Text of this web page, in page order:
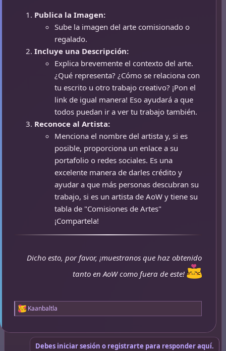
Publica la Imagen:
Sube la imagen del arte comisionado o
regalado.
Incluye una Descripción:
Explica brevemente el contexto del arte.
¿Qué representa? ¿Cómo se relaciona con
tu escrito u otro trabajo creativo? ¡Pon el
link de igual manera! Eso ayudará a que
todos puedan ir a ver tu trabajo también.
Reconoce al Artista:
Menciona el nombre del artista y, si es
posible, proporciona un enlace a su
portafolio o redes sociales. Es una
excelente manera de darles crédito y
ayudar a que más personas descubran su
trabajo, si es un artista de AoW y tiene su
tabla de "Comisiones de Artes"
¡Compartela!
Dicho esto, por favor, ¡muestranos que haz obtenido
tanto en AoW como fuera de este!
R
c
Kaanbaltla
Debes iniciar sesión o registrarte para responder aquí.